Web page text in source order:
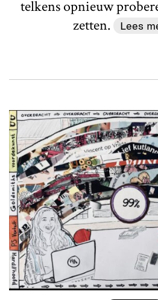
telkens opnieuw
zetten.
Lees